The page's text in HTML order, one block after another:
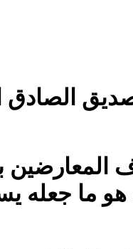
الصادق
المعارضين
هو ما جعله